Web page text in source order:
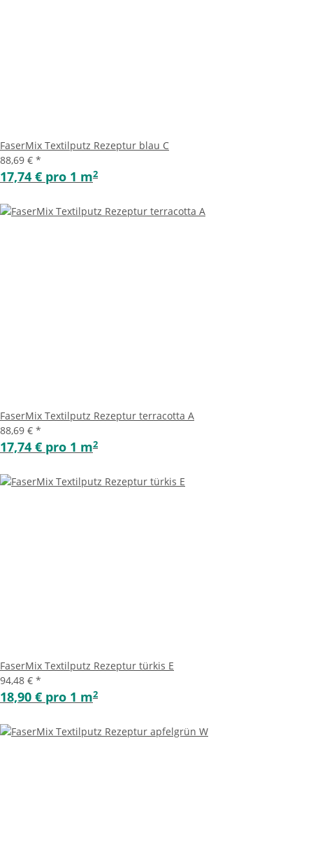
FaserMix Textilputz Rezeptur blau C
88,69 € *
17,74 € pro 1 m2
FaserMix Textilputz Rezeptur terracotta A
88,69 € *
17,74 € pro 1 m2
FaserMix Textilputz Rezeptur türkis E
94,48 € *
18,90 € pro 1 m2